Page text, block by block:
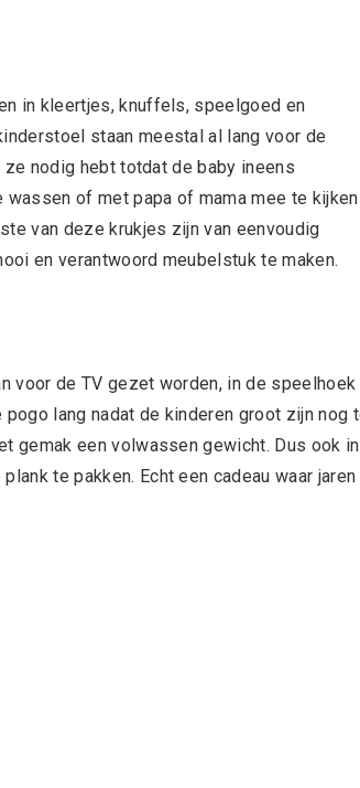
in kleertjes, knuffels, speelgoed en
staan meestal al lang voor de
nodig hebt totdat de baby ineens
of met papa of mama mee te
van deze krukjes zijn van eenvoudig
en verantwoord meubelstuk te maken.
voor de TV gezet worden, in de speelhoek
lang nadat de kinderen groot zijn nog
gemak een volwassen gewicht. Dus ook in
te pakken. Echt een cadeau waar jaren